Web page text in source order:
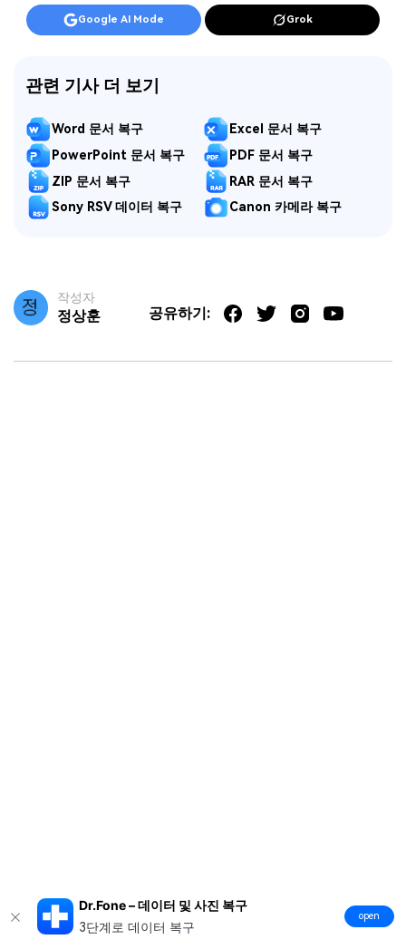
Google AI Mode Grok
관련 기사 더 보기
Word 문서 복구
Excel 문서 복구
PowerPoint 문서 복구
PDF 문서 복구
ZIP 문서 복구
RAR 문서 복구
Sony RSV 데이터 복구
Canon 카메라 복구
작성자
정상훈 공유하기:
Dr.Fone – 데이터 및 사진 복구
3단계로 데이터 복구
open